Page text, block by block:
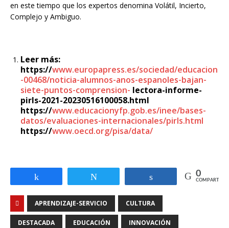
en este tiempo que los expertos denomina Volátil, Incierto,
Complejo y Ambiguo.
Leer más:
https://www.europapress.es/sociedad/educacion
-00468/noticia-alumnos-anos-espanoles-bajan-
siete-puntos-comprension- lectora-informe-
pirls-2021-20230516100058.html
https://www.educacionyfp.gob.es/inee/bases-
datos/evaluaciones-internacionales/pirls.html
https://www.oecd.org/pisa/data/
Compartir 0
COMPARTIR
APRENDIZAJE-SERVICIO CULTURA
DESTACADA EDUCACIÓN INNOVACIÓN